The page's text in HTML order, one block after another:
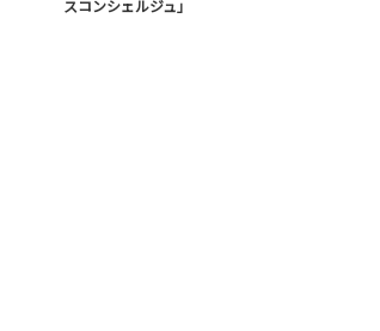
スコンシェルジュ」